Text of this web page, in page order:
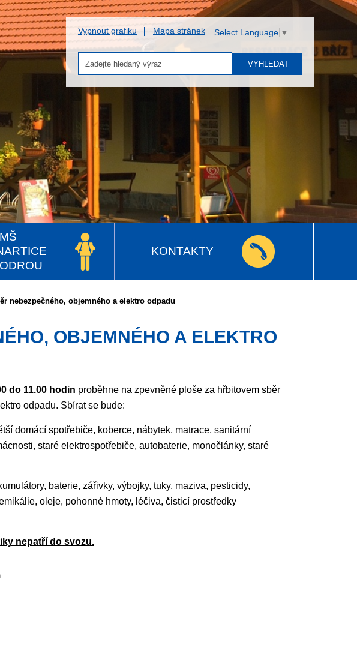
Vypnout grafiku Mapa stránek Select Language ▼
VYHLEDAT
KONTAKTY
nebezpečného, objemného a elektro odpadu
OBJEMNÉHO A ELEKTRO
do 11.00 hodin proběhne na zpevněné ploše za hřbitovem sběr
odpadu. Sbírat se bude:
domácí spotřebiče, koberce, nábytek, matrace, sanitární
staré elektrospotřebiče, autobaterie, monočlánky, staré
baterie, zářivky, výbojky, tuky, maziva, pesticidy,
oleje, pohonné hmoty, léčiva, čisticí prostředky
nepatří do svozu.